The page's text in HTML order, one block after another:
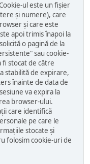
ul este un fișier
și numere), care
și care este
apoi trimis înapoi la
o pagină de la
sau cookie-
fi stocat de către
stabilită de expirare,
înainte de data de
va expira la
browser-ului.
care identifică
pe care le
stocate și
folosim cookie-uri de